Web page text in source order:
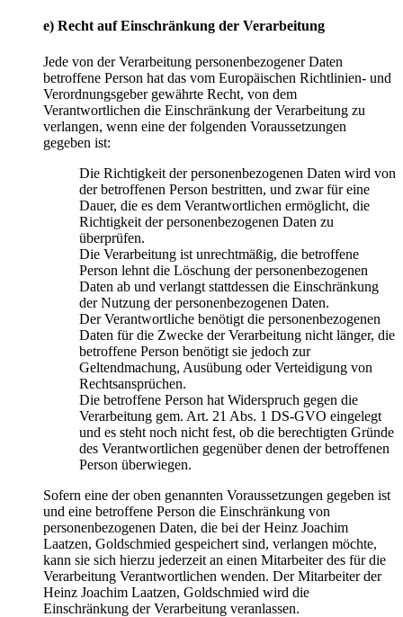
e) Recht auf Einschränkung der Verarbeitung
Jede von der Verarbeitung personenbezogener Daten
betroffene Person hat das vom Europäischen Richtlinien- und
Verordnungsgeber gewährte Recht, von dem
Verantwortlichen die Einschränkung der Verarbeitung zu
verlangen, wenn eine der folgenden Voraussetzungen
gegeben ist:
Die Richtigkeit der personenbezogenen Daten wird von
der betroffenen Person bestritten, und zwar für eine
Dauer, die es dem Verantwortlichen ermöglicht, die
Richtigkeit der personenbezogenen Daten zu
überprüfen.
Die Verarbeitung ist unrechtmäßig, die betroffene
Person lehnt die Löschung der personenbezogenen
Daten ab und verlangt stattdessen die Einschränkung
der Nutzung der personenbezogenen Daten.
Der Verantwortliche benötigt die personenbezogenen
Daten für die Zwecke der Verarbeitung nicht länger, die
betroffene Person benötigt sie jedoch zur
Geltendmachung, Ausübung oder Verteidigung von
Rechtsansprüchen.
Die betroffene Person hat Widerspruch gegen die
Verarbeitung gem. Art. 21 Abs. 1 DS-GVO eingelegt
und es steht noch nicht fest, ob die berechtigten Gründe
des Verantwortlichen gegenüber denen der betroffenen
Person überwiegen.
Sofern eine der oben genannten Voraussetzungen gegeben ist
und eine betroffene Person die Einschränkung von
personenbezogenen Daten, die bei der Heinz Joachim
Laatzen, Goldschmied gespeichert sind, verlangen möchte,
kann sie sich hierzu jederzeit an einen Mitarbeiter des für die
Verarbeitung Verantwortlichen wenden. Der Mitarbeiter der
Heinz Joachim Laatzen, Goldschmied wird die
Einschränkung der Verarbeitung veranlassen.